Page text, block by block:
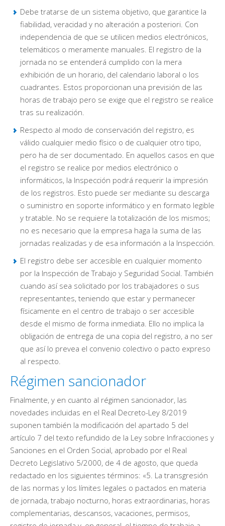
Debe tratarse de un sistema objetivo, que garantice la
fiabilidad, veracidad y no alteración a posteriori. Con
independencia de que se utilicen medios electrónicos,
telemáticos o meramente manuales. El registro de la
jornada no se entenderá cumplido con la mera
exhibición de un horario, del calendario laboral o los
cuadrantes. Estos proporcionan una previsión de las
horas de trabajo pero se exige que el registro se realice
tras su realización.
Respecto al modo de conservación del registro, es
válido cualquier medio físico o de cualquier otro tipo,
pero ha de ser documentado. En aquellos casos en que
el registro se realice por medios electrónico o
informáticos, la Inspección podrá requerir la impresión
de los registros. Esto puede ser mediante su descarga
o suministro en soporte informático y en formato legible
y tratable. No se requiere la totalización de los mismos;
no es necesario que la empresa haga la suma de las
jornadas realizadas y de esa información a la Inspección.
El registro debe ser accesible en cualquier momento
por la Inspección de Trabajo y Seguridad Social. También
cuando así sea solicitado por los trabajadores o sus
representantes, teniendo que estar y permanecer
físicamente en el centro de trabajo o ser accesible
desde el mismo de forma inmediata. Ello no implica la
obligación de entrega de una copia del registro, a no ser
que así lo prevea el convenio colectivo o pacto expreso
al respecto.
Régimen sancionador
Finalmente, y en cuanto al régimen sancionador, las
novedades incluidas en el Real Decreto-Ley 8/2019
suponen también la modificación del apartado 5 del
artículo 7 del texto refundido de la Ley sobre Infracciones y
Sanciones en el Orden Social, aprobado por el Real
Decreto Legislativo 5/2000, de 4 de agosto, que queda
redactado en los siguientes términos: «5. La transgresión
de las normas y los límites legales o pactados en materia
de jornada, trabajo nocturno, horas extraordinarias, horas
complementarias, descansos, vacaciones, permisos,